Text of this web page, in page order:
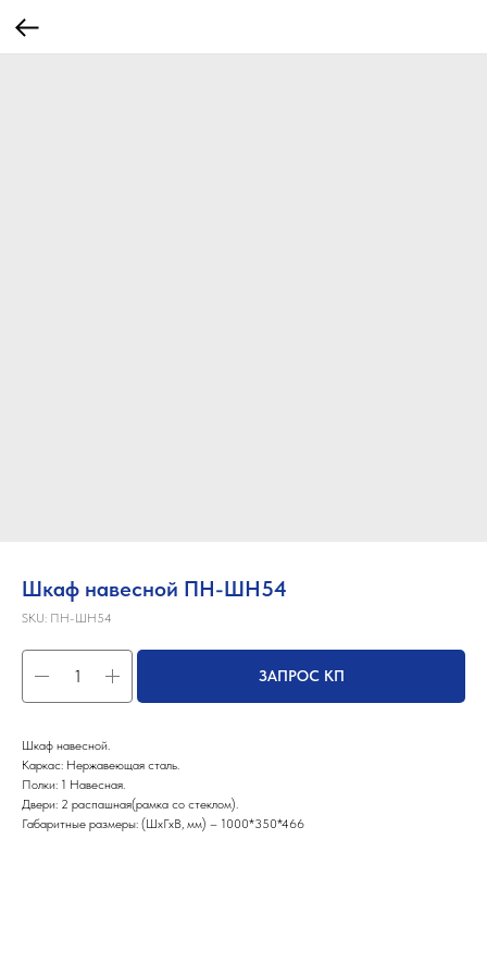
Шкаф навесной ПН-ШН54
SKU: ПН-ШН54
ЗАПРОС КП
Шкаф навесной.
Каркас: Нержавеющая сталь.
Полки: 1 Навесная.
Двери: 2 распашная(рамка со стеклом).
Габаритные размеры: (ШхГхВ, мм) – 1000*350*466